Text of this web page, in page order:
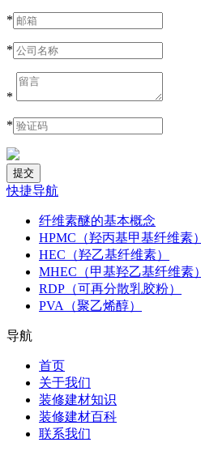
*
*
*
*
快捷导航
纤维素醚的基本概念
HPMC（羟丙基甲基纤维素）
HEC（羟乙基纤维素）
MHEC（甲基羟乙基纤维素）
RDP（可再分散乳胶粉）
PVA（聚乙烯醇）
导航
首页
关于我们
装修建材知识
装修建材百科
联系我们